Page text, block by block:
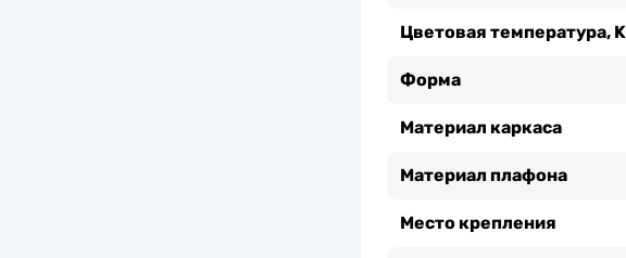
Цветовая температура, K
Форма
Материал каркаса
Материал плафона
Место крепления